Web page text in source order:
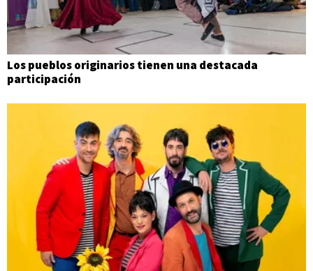
Los pueblos originarios tienen una destacada
participación